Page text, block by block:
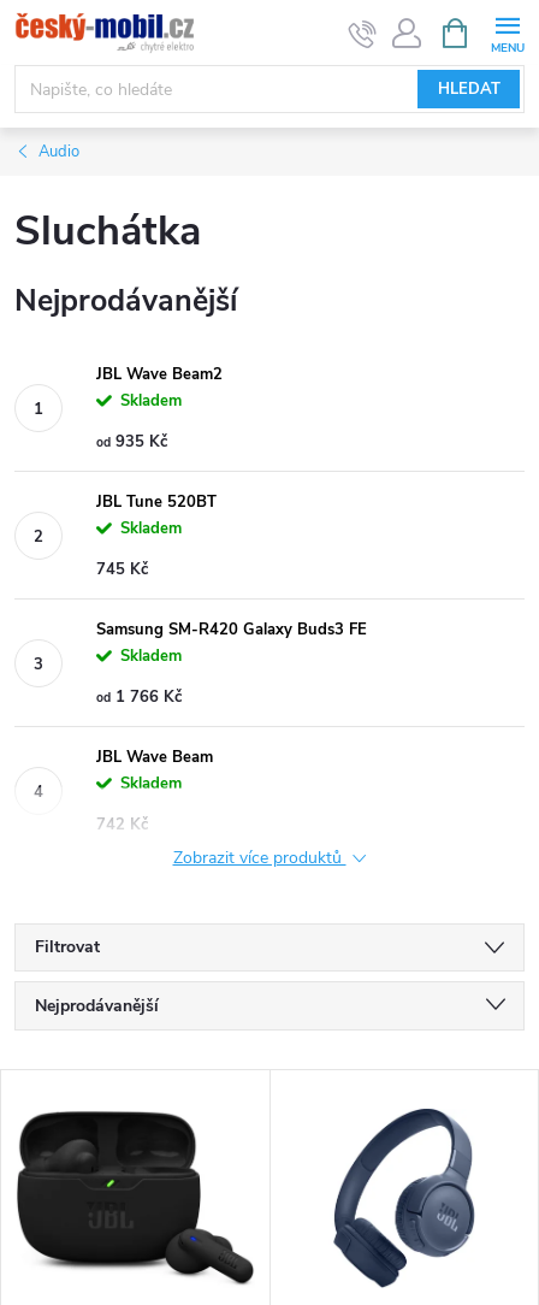
Přejít
na
obsah
HLEDAT
NÁKUPNÍ
KOŠÍK
Audio
Sluchátka
Nejprodávanější
JBL Wave Beam2
Skladem
od 935 Kč
JBL Tune 520BT
Skladem
745 Kč
Samsung SM-R420 Galaxy Buds3 FE
Skladem
od 1 766 Kč
JBL Wave Beam
Skladem
742 Kč
Zobrazit více produktů
Filtrovat
Ř
a
z
e
n
Nejprodávanější
Abecedně
V
ý
p